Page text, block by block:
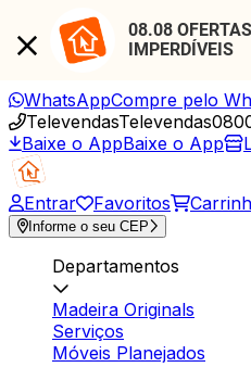
08.08 OFERTAS
IMPERDÍVEIS
WhatsAppCompre pelo
TelevendasTelevendas
Baixe o AppBaixe o App
Entrar Favoritos
Informe o seu CEP
Departamentos
Madeira Originals
Serviços
Móveis Planejados